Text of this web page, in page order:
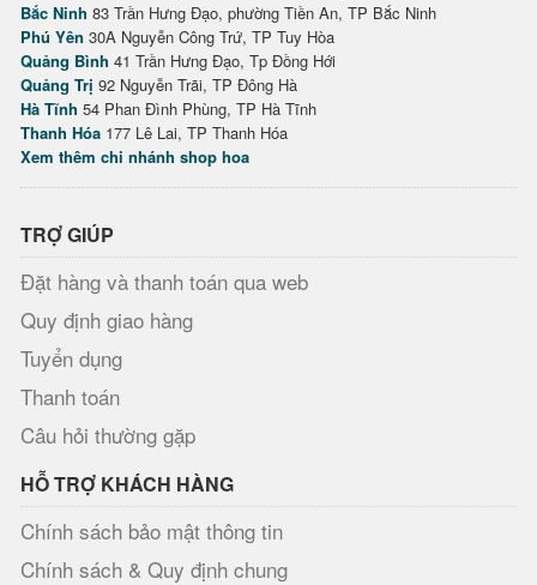
Bắc Ninh 83 Trần Hưng Đạo, phường Tiền An, TP Bắc Ninh
Phú Yên 30A Nguyễn Công Trứ, TP Tuy Hòa
Quảng Bình 41 Trần Hưng Đạo, Tp Đồng Hới
Quảng Trị 92 Nguyễn Trãi, TP Đông Hà
Hà Tĩnh 54 Phan Đình Phùng, TP Hà Tĩnh
Thanh Hóa 177 Lê Lai, TP Thanh Hóa
Xem thêm chi nhánh shop hoa
TRỢ GIÚP
Đặt hàng và thanh toán qua web
Quy định giao hàng
Tuyển dụng
Thanh toán
Câu hỏi thường gặp
HỖ TRỢ KHÁCH HÀNG
Chính sách bảo mật thông tin
Chính sách & Quy định chung